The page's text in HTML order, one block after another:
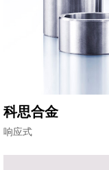
科思合金
响应式